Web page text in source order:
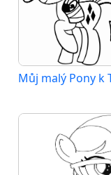
Můj malý Pony k